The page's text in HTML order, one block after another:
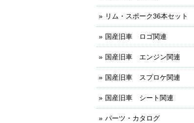
リム・スポーク36本セット
国産旧車 ロゴ関連
国産旧車 エンジン関連
国産旧車 スプロケ関連
国産旧車 シート関連
パーツ・カタログ